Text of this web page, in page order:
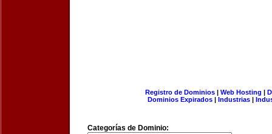
Registro de Dominios| Web Hosting |
Dominios Expirados | Industrias |
Categorías de Dominio: